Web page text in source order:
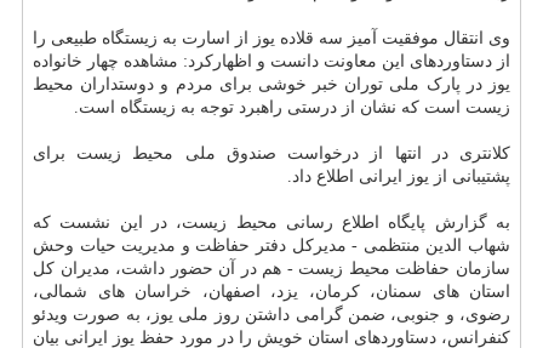
وی انتقال موفقیت آمیز سه قلاده یوز از اسارت به زیستگاه طبیعی را
از دستاوردهای این معاونت دانست و اظهارکرد: مشاهده چهار خانواده
یوز در پارک ملی توران خبر خوشی برای مردم و دوستداران محیط
زیست است که نشان از درستی راهبرد توجه به زیستگاه است.
کلانتری در انتها از درخواست صندوق ملی محیط زیست برای
پشتیبانی از یوز ایرانی اطلاع داد.
به گزارش پایگاه اطلاع رسانی محیط زیست، در این نشست که
شهاب الدین منتظمی - مدیرکل دفتر حفاظت و مدیریت حیات وحش
سازمان حفاظت محیط زیست - هم در آن حضور داشت، مدیران کل
استان های سمنان، کرمان، یزد، اصفهان، خراسان های شمالی،
رضوی، و جنوبی، ضمن گرامی داشتن روز ملی یوز، به صورت ویدئو
کنفرانس، دستاوردهای استان خویش را در مورد حفظ یوز ایرانی بیان